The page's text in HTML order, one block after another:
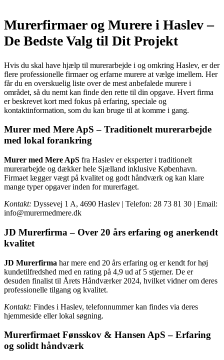
Murerfirmaer og Murere i Haslev –
De Bedste Valg til Dit Projekt
Hvis du skal have hjælp til murerarbejde i og omkring Haslev, er der
flere professionelle firmaer og erfarne murere at vælge imellem. Her
får du en overskuelig liste over de mest anbefalede murere i
området, så du nemt kan finde den rette til din opgave. Hvert firma
er beskrevet kort med fokus på erfaring, speciale og
kontaktinformation, som du kan bruge til at komme i gang.
Murer med Mere ApS – Traditionelt murerarbejde
med lokal forankring
Murer med Mere ApS fra Haslev er eksperter i traditionelt
murerarbejde og dækker hele Sjælland inklusive København.
Firmaet lægger vægt på kvalitet og godt håndværk og kan klare
mange typer opgaver inden for murerfaget.
Kontakt: Dyssevej 1 A, 4690 Haslev | Telefon: 28 73 81 30 | Email:
info@murermedmere.dk
JD Murerfirma – Over 20 års erfaring og anerkendt
kvalitet
JD Murerfirma har mere end 20 års erfaring og er kendt for høj
kundetilfredshed med en rating på 4,9 ud af 5 stjerner. De er
desuden finalist til Årets Håndværker 2024, hvilket vidner om deres
professionelle tilgang og kvalitet.
Kontakt: Findes i Haslev, telefonnummer kan findes via deres
hjemmeside eller lokal søgning.
Murerfirmaet Fønsskov & Hansen ApS – Erfaring
og solidt håndværk